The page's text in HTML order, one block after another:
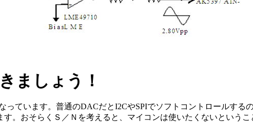
ましょう！
ています。普通のDACだとI2CやSPIでソフトコントロールするの
。おそらくＳ／Ｎを考えると、マイコンは使いたくないというこ